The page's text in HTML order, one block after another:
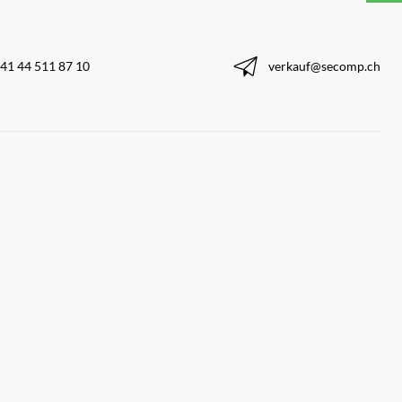
44 511 87 10 verkauf@secomp.ch